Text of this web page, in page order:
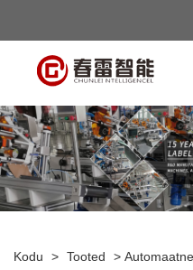
Kodu > Tooted >